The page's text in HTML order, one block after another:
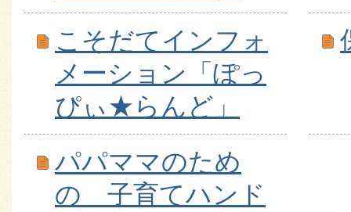
こそだてインフォ
メーション「ぽっ
ぴぃ★らんど」
パパママのため
の 子育てハンド